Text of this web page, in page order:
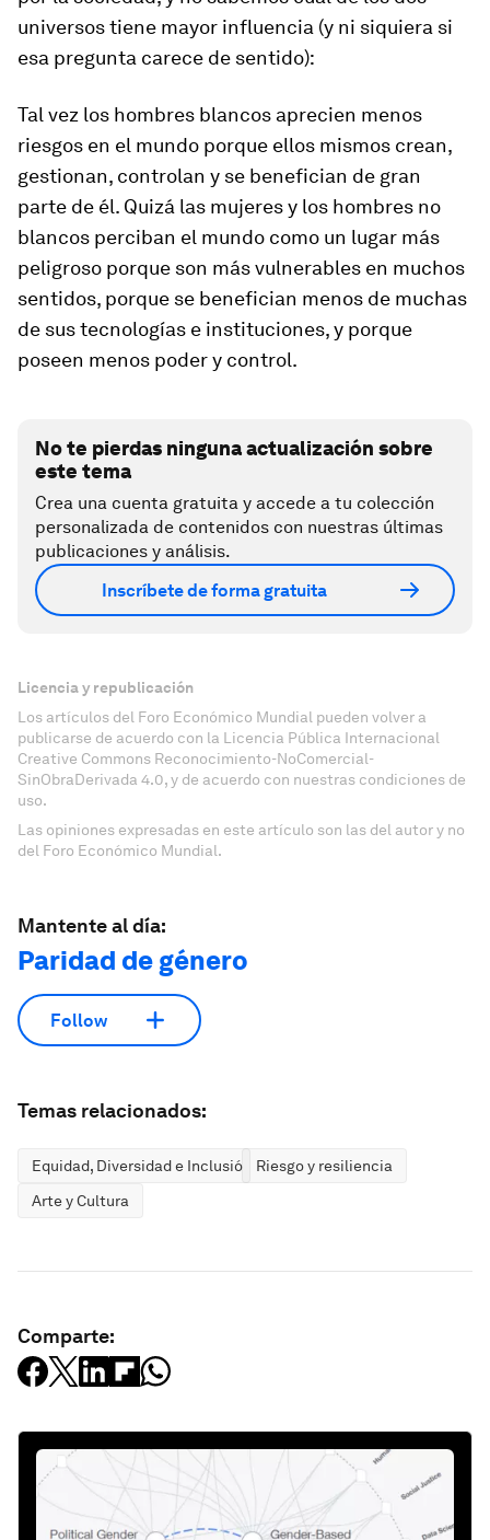
universos tiene mayor influencia (y ni siquiera si
esa pregunta carece de sentido):
Tal vez los hombres blancos aprecien menos
riesgos en el mundo porque ellos mismos crean,
gestionan, controlan y se benefician de gran
parte de él. Quizá las mujeres y los hombres no
blancos perciban el mundo como un lugar más
peligroso porque son más vulnerables en muchos
sentidos, porque se benefician menos de muchas
de sus tecnologías e instituciones, y porque
poseen menos poder y control.
No te pierdas ninguna actualización sobre
este tema
Crea una cuenta gratuita y accede a tu colección
personalizada de contenidos con nuestras últimas
publicaciones y análisis.
Inscríbete de forma gratuita
Licencia y republicación
Los artículos del Foro Económico Mundial pueden volver a
publicarse de acuerdo con la Licencia Pública Internacional
Creative Commons Reconocimiento-NoComercial-
SinObraDerivada 4.0, y de acuerdo con nuestras condiciones de
uso.
Las opiniones expresadas en este artículo son las del autor y no
del Foro Económico Mundial.
Mantente al día:
Paridad de género
Follow
Temas relacionados:
Equidad, Diversidad e Inclusión
Riesgo y resiliencia
Arte y Cultura
Comparte: